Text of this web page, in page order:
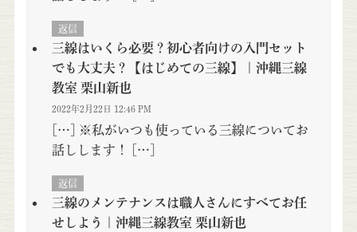
返信
三線はいくら必要？初心者向けの入門セット
でも大丈夫？【はじめての三線】 | 沖縄三線
教室 栗山新也
2022年2月22日 12:46 PM
[…] ※私がいつも使っている三線についてお
話しします！ […]
返信
三線のメンテナンスは職人さんにすべてお任
せしよう | 沖縄三線教室 栗山新也